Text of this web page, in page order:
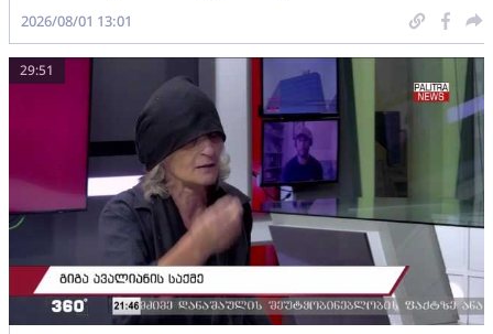
2026/08/01 13:01
29:51